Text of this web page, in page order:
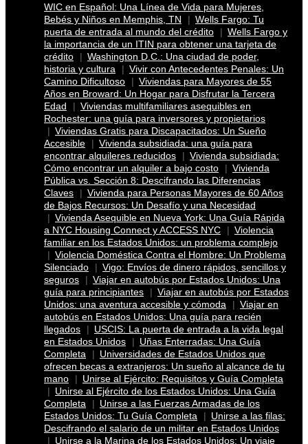
WIC en Español: Una Línea de Vida para Mujeres,
Bebés y Niños en Memphis, TN
Wells Fargo: Tu
puerta de entrada al mundo del crédito
Wells Fargo y
la importancia de un ITIN para obtener una tarjeta de
crédito
Washington D.C.: Una ciudad de poder,
historia y cultura
Vivir con Antecedentes Penales: Un
Camino Dificultoso
Viviendas para Mayores de 55
Años en Broward: Un Hogar para Disfrutar la Tercera
Edad
Viviendas multifamiliares asequibles en
Rochester: una guía para inversores y propietarios
Viviendas Gratis para Discapacitados: Un Sueño
Accesible
Vivienda subsidiada: una guía para
encontrar alquileres reducidos
Vivienda subsidiada:
Cómo encontrar un alquiler a bajo costo
Vivienda
Pública vs. Sección 8: Descifrando las Diferencias
Claves
Vivienda para Personas Mayores de 60 Años
de Bajos Recursos: Un Desafío y una Necesidad
Vivienda Asequible en Nueva York: Una Guía Rápida
a NYC Housing Connect y ACCESS NYC
Violencia
familiar en los Estados Unidos: un problema complejo
Violencia Doméstica Contra el Hombre: Un Problema
Silenciado
Vigo: Envíos de dinero rápidos, sencillos y
seguros
Viajar en autobús por Estados Unidos: Una
guía para principiantes
Viajar en autobús por Estados
Unidos: una aventura accesible y cómoda
Viajar en
autobús en Estados Unidos: Una guía para recién
llegados
USCIS: La puerta de entrada a la vida legal
en Estados Unidos
Uñas Enterradas: Una Guía
Completa
Universidades de Estados Unidos que
ofrecen becas a extranjeros: Un sueño al alcance de tu
mano
Unirse al Ejército: Requisitos y Guía Completa
Unirse al Ejército de los Estados Unidos: Una Guía
Completa
Unirse a las Fuerzas Armadas de los
Estados Unidos: Tu Guía Completa
Unirse a las filas:
Descifrando el salario de un militar en Estados Unidos
Unirse a la Marina de los Estados Unidos: Un viaje